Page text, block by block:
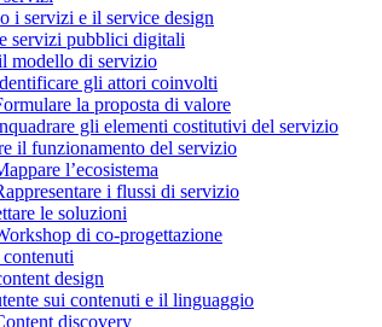
i servizi e il service design
servizi pubblici digitali
modello di servizio
gli attori coinvolti
la proposta di valore
gli elementi costitutivi del servizio
il funzionamento del servizio
l’ecosistema
i flussi di servizio
le soluzioni
di co-progettazione
design
sui contenuti e il linguaggio
discovery